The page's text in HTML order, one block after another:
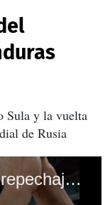
Sula y la vuelta
de Rusia
Así es el reglamento del repechaje el cual Honduras debe aprovechar